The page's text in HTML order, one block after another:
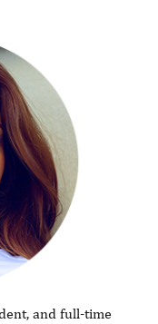
and full-time